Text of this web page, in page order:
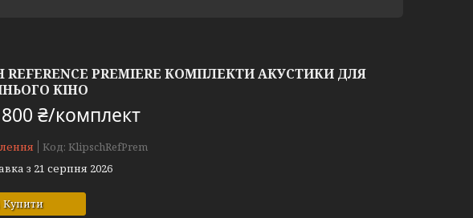
REFERENCE PREMIERE КОМПЛЕКТИ АКУСТИКИ ДЛЯ
КІНО
₴/комплект
Код: KlipschRefPrem
з 21 серпня 2026
Купити